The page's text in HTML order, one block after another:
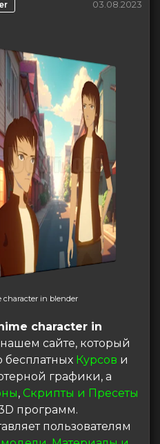
03.08.2023
character in blender
character in
сайте, который
бесплатных Курсов и
графики, а
, Скрипты и Пресеты
программ.
пользователям